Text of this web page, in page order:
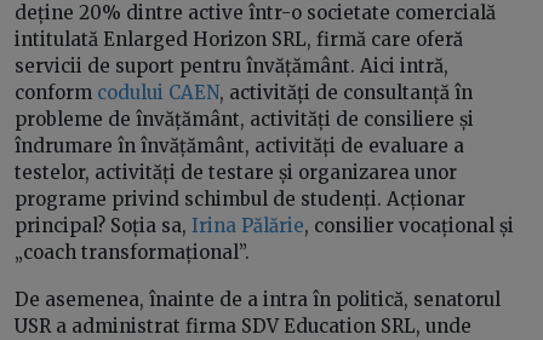
deține 20% dintre active într-o societate comercială
intitulată Enlarged Horizon SRL, firmă care oferă
servicii de suport pentru învățământ. Aici intră,
conform codului CAEN, activități de consultanță în
probleme de învățământ, activități de consiliere și
îndrumare în învățământ, activități de evaluare a
testelor, activități de testare și organizarea unor
programe privind schimbul de studenți. Acționar
principal? Soția sa, Irina Pălărie, consilier vocațional și
„coach transformațional”.
De asemenea, înainte de a intra în politică, senatorul
USR a administrat firma SDV Education SRL, unde